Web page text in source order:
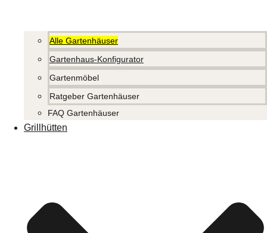
Alle Gartenhäuser
Gartenhaus-Konfigurator
Gartenmöbel
Ratgeber Gartenhäuser
FAQ Gartenhäuser
Grillhütten